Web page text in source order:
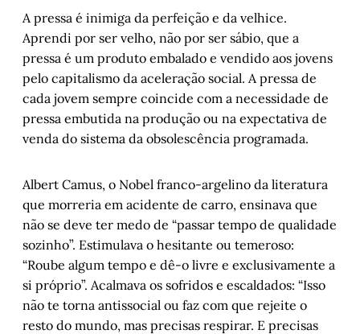
A pressa é inimiga da perfeição e da velhice.
Aprendi por ser velho, não por ser sábio, que a
pressa é um produto embalado e vendido aos jovens
pelo capitalismo da aceleração social. A pressa de
cada jovem sempre coincide com a necessidade de
pressa embutida na produção ou na expectativa de
venda do sistema da obsolescência programada.
Albert Camus, o Nobel franco-argelino da literatura
que morreria em acidente de carro, ensinava que
não se deve ter medo de “passar tempo de qualidade
sozinho”. Estimulava o hesitante ou temeroso:
“Roube algum tempo e dê-o livre e exclusivamente a
si próprio”. Acalmava os sofridos e escaldados: “Isso
não te torna antissocial ou faz com que rejeite o
resto do mundo, mas precisas respirar. E precisas